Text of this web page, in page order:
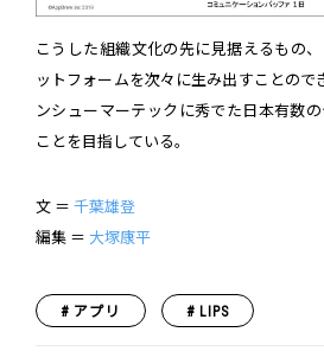
こうした組織文化の先に見据えるもの
ットフォームを次々に生み出すことので
ンシューマーテックに秀でた日本有数
ことを目指している。
文 ＝ 千葉雄登
編集 ＝ 大塚康平
アプリ LIPS